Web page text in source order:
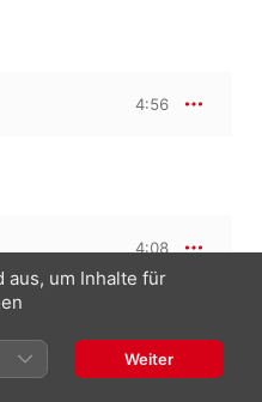
4:56
4:08
aus, um Inhalte für
Weiter